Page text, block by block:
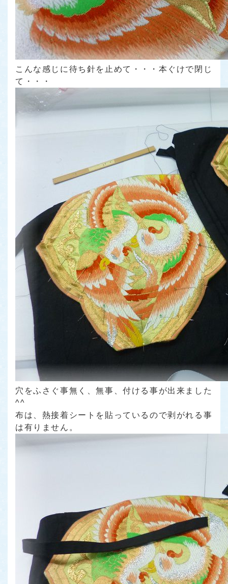
こんな感じに待ち針を止めて・・・本ぐけで閉じ
て・・・
穴をふさぐ事無く、無事、付ける事が出来ました
^^
布は、熱接着シートを貼っているので剥がれる事
は有りません。